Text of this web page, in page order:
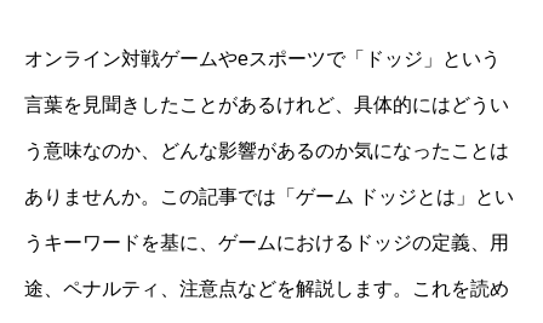
オンライン対戦ゲームやeスポーツで「ドッジ」という
言葉を見聞きしたことがあるけれど、具体的にはどうい
う意味なのか、どんな影響があるのか気になったことは
ありませんか。この記事では「ゲーム ドッジとは」とい
うキーワードを基に、ゲームにおけるドッジの定義、用
途、ペナルティ、注意点などを解説します。これを読め